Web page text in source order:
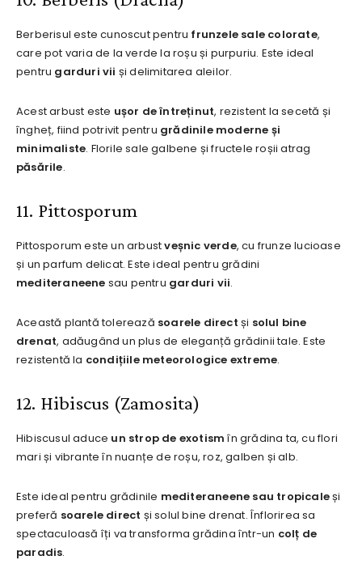
Berberisul este cunoscut pentru frunzele sale colorate,
care pot varia de la verde la roșu și purpuriu. Este ideal
pentru garduri vii și delimitarea aleilor.
Acest arbust este ușor de întreținut, rezistent la secetă și
îngheț, fiind potrivit pentru grădinile moderne și
minimaliste. Florile sale galbene și fructele roșii atrag
păsările.
11. Pittosporum
Pittosporum este un arbustveșnic verde, cu frunze lucioase
și un parfum delicat. Este ideal pentru grădini
mediteraneene sau pentru garduri vii.
Această plantă tolerează soarele direct și solul bine
drenat, adăugând un plus de eleganță grădinii tale. Este
rezistentă la condițiile meteorologice extreme.
12. Hibiscus (Zamosita)
Hibiscusul aduce un strop de exotism în grădina ta, cu flori
mari și vibrante în nuanțe de roșu, roz, galben și alb.
Este ideal pentru grădinile mediteraneene sau tropicaleși
preferă soarele direct și solul bine drenat. Înflorirea sa
spectaculoasă îți va transforma grădina într-un colț de
paradis.